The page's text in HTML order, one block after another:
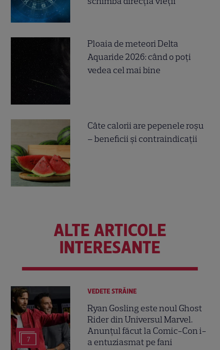
Ploaia de meteori Delta
Aquaride 2026: când o poți
vedea cel mai bine
Câte calorii are pepenele roșu
– beneficii și contraindicații
ALTE ARTICOLE
INTERESANTE
7
VEDETE STRĂINE
Ryan Gosling este noul Ghost
Rider din Universul Marvel.
Anunțul făcut la Comic-Con i-
a entuziasmat pe fani